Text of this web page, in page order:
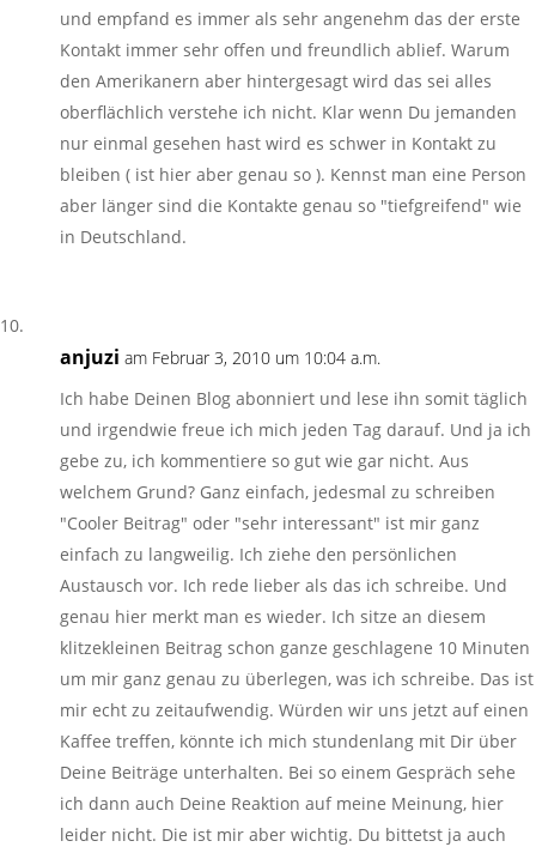
und empfand es immer als sehr angenehm das der erste
Kontakt immer sehr offen und freundlich ablief. Warum
den Amerikanern aber hintergesagt wird das sei alles
oberflächlich verstehe ich nicht. Klar wenn Du jemanden
nur einmal gesehen hast wird es schwer in Kontakt zu
bleiben ( ist hier aber genau so ). Kennst man eine Person
aber länger sind die Kontakte genau so "tiefgreifend" wie
in Deutschland.
anjuzi am Februar 3, 2010 um 10:04 a.m.
Ich habe Deinen Blog abonniert und lese ihn somit täglich
und irgendwie freue ich mich jeden Tag darauf. Und ja ich
gebe zu, ich kommentiere so gut wie gar nicht. Aus
welchem Grund? Ganz einfach, jedesmal zu schreiben
"Cooler Beitrag" oder "sehr interessant" ist mir ganz
einfach zu langweilig. Ich ziehe den persönlichen
Austausch vor. Ich rede lieber als das ich schreibe. Und
genau hier merkt man es wieder. Ich sitze an diesem
klitzekleinen Beitrag schon ganze geschlagene 10 Minuten
um mir ganz genau zu überlegen, was ich schreibe. Das ist
mir echt zu zeitaufwendig. Würden wir uns jetzt auf einen
Kaffee treffen, könnte ich mich stundenlang mit Dir über
Deine Beiträge unterhalten. Bei so einem Gespräch sehe
ich dann auch Deine Reaktion auf meine Meinung, hier
leider nicht. Die ist mir aber wichtig. Du bittetst ja auch